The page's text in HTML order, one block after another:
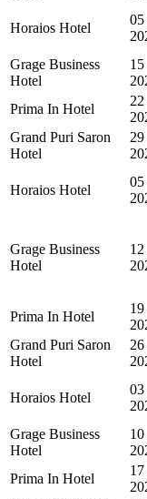
Horaios Hotel
05
Grage Business
Hotel
Prima In Hotel
Grand Puri Saron
Hotel
Horaios Hotel
05
Grage Business
Hotel
Prima In Hotel
Grand Puri Saron
Hotel
Horaios Hotel
03
Grage Business
Hotel
Prima In Hotel